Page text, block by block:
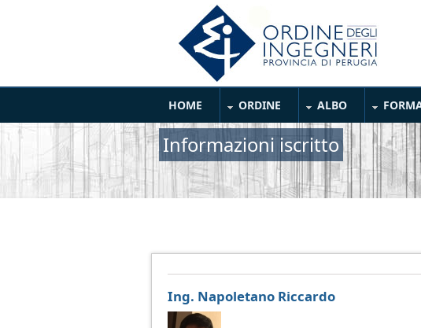
Main Menu
HOME ORDINE ALBO
Informazioni iscritto
Ing. Napoletano Riccardo